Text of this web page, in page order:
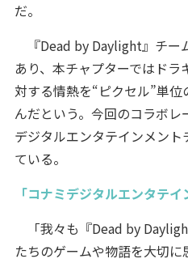
だ。
『Dead by Daylight』チー
あり、本チャプターではド
対する情熱を“ピクセル”単
んだという。今回のコラボレ
デジタルエンタテインメン
ている。
「コナミデジタルエンタテ
「我々も『Dead by
たちのゲームや物語を大切